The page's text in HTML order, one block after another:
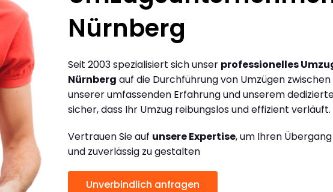
Nürnberg
Seit 2003 spezialisiert sich unser professionelles
Nürnberg auf die Durchführung von Umzügen
unserer umfassenden Erfahrung und unserem
sicher, dass Ihr Umzug reibungslos und effizient verläuft.
Vertrauen Sie auf unsere Expertise, um Ihren
und zuverlässig zu gestalten
Unverbindlich anfragen